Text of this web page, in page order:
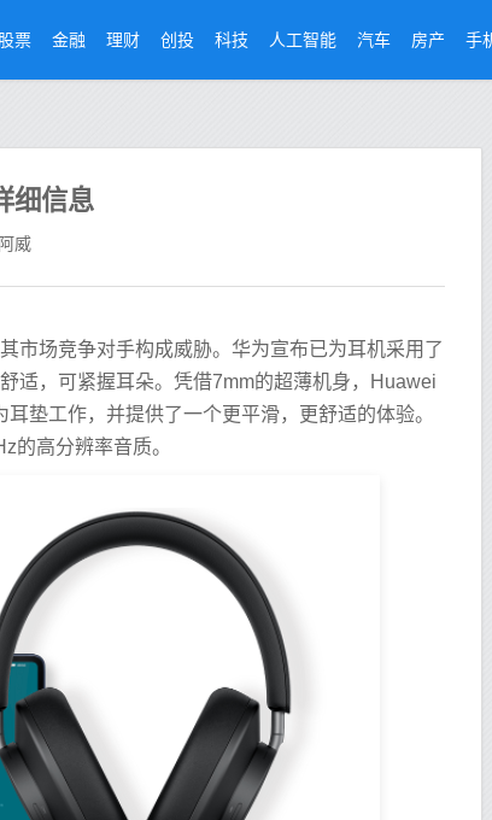
股票 金融 理财 创投 科技 人工智能 汽车 房产 手
细信息
威
市场竞争对手构成威胁。华为宣布已为耳机采用了
适，可紧握耳朵。凭借7mm的超薄机身，Huawei
垫工作，并提供了一个更平滑，更舒适的体验。
的高分辨率音质。